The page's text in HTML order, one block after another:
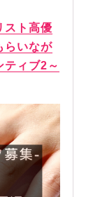
スト高優
らいなが
ィブ2～